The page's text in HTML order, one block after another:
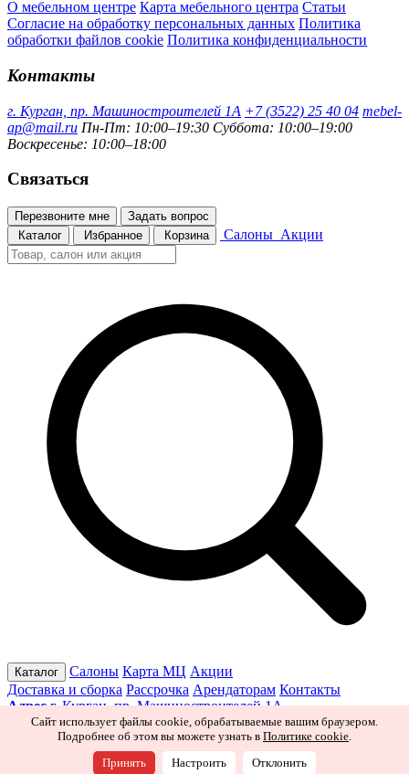
О мебельном центре Карта мебельного центра Статьи
Согласие на обработку персональных данных Политика
обработки файлов cookie Политика конфиденциальности
Контакты
г. Курган, пр. Машиностроителей 1А +7 (3522) 25 40 04 mebel-
ap@mail.ru Пн-Пт: 10:00–19:30 Суббота: 10:00–19:00
Воскресенье: 10:00–18:00
Связаться
Перезвоните мне
Задать вопрос
Каталог
Избранное Корзина Салоны Акции
Каталог Салоны Карта МЦ Акции
Доставка и сборка Рассрочка Арендаторам Контакты
Адрес г. Курган, пр. Машиностроителей 1А
Режим работы Пн–Пт 10:00–19:30 Сб 10:00–19:00 Вс 10:00–
Ищите нас в соцсетях
Сайт использует файлы cookie, обрабатываемые вашим браузером.
Подробнее об этом вы можете узнать в Политике cookie.
Принять Настроить Отклонить